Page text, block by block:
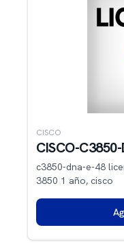
CISCO
CISCO-
c3850-dna-e-48
3850 1 año, cisco